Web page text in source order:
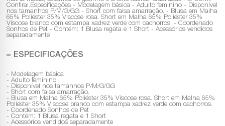
Confira!.Especificações - Modelagem básica - Adulto feminino - Disponível
nos tamanhos P/M/G/GG - Short com falsa amarração. - Blusa em Malha
65% Poliéster 35% Viscose rosa. Short em Malha 65% Poliéster 35%
Viscose branco com estampa xadrez verde com cachorros. - Coordenado
Sonhos de Pet - Contém: 1 Blusa regata e 1 Short - Acessórios vendidos
separadamente
ESPECIFICAÇÕES
- Modelagem básica
- Adulto feminino
- Disponível nos tamanhos P/M/G/GG
- Short com falsa amarração.
- Blusa em Malha 65% Poliéster 35% Viscose rosa. Short em Malha 65%
Poliéster 35% Viscose branco com estampa xadrez verde com cachorros.
- Coordenado Sonhos de Pet
- Contém: 1 Blusa regata e 1 Short
- Acessórios vendidos separadamente